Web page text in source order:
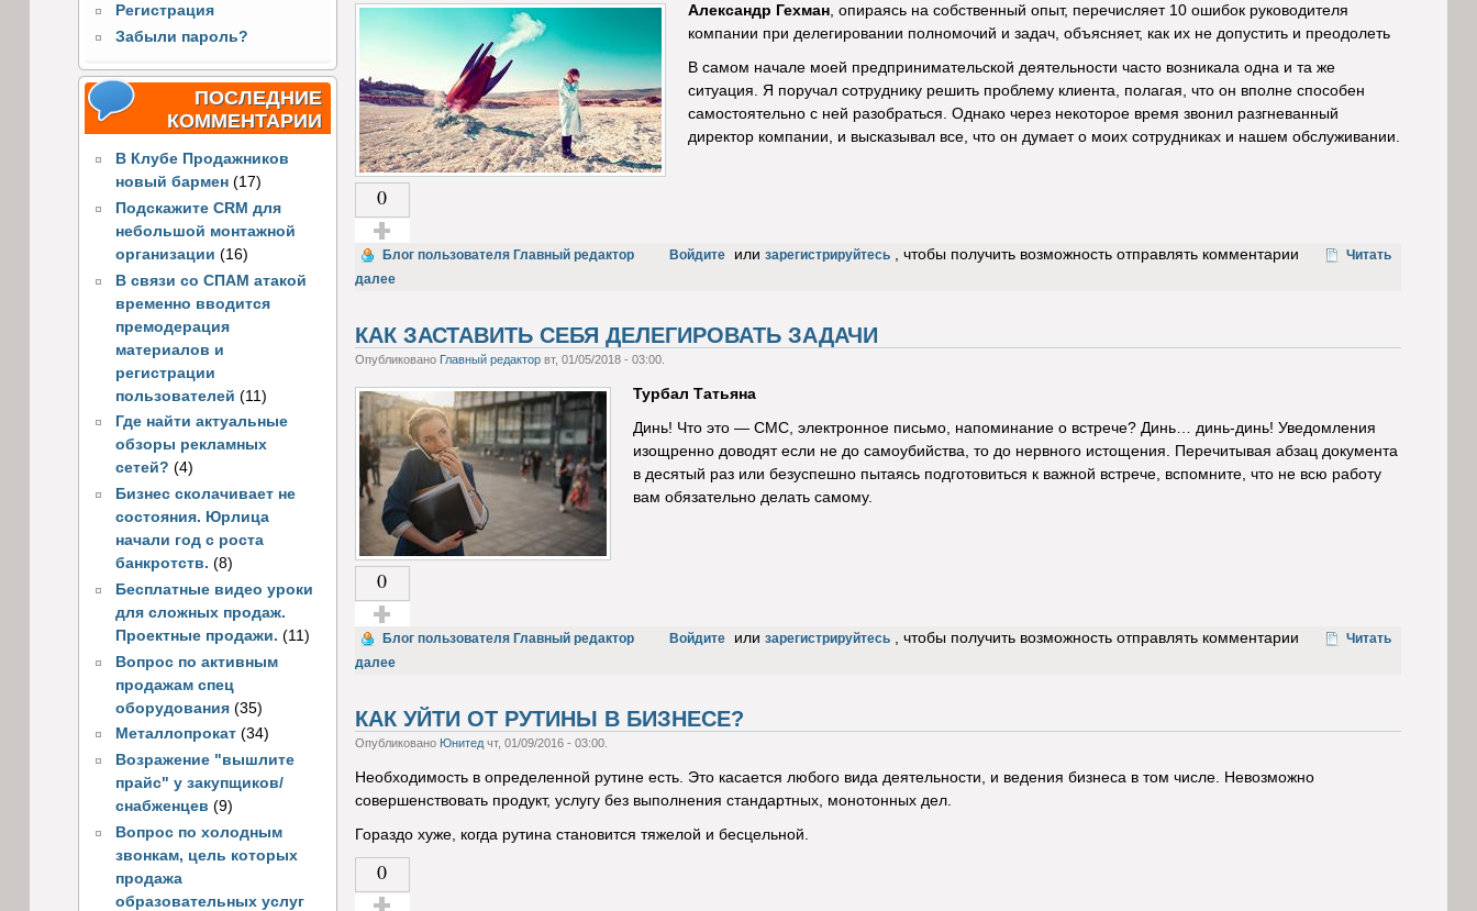
Регистрация
Забыли пароль?
ПОСЛЕДНИЕ
КОММЕНТАРИИ
В Клубе Продажников
новый бармен (17)
Подскажите CRM для
небольшой монтажной
организации (16)
В связи со СПАМ атакой
временно вводится
премодерация
материалов и
регистрации
пользователей (11)
Где найти актуальные
обзоры рекламных
сетей? (4)
Бизнес сколачивает не
состояния. Юрлица
начали год с роста
банкротств. (8)
Бесплатные видео уроки
для сложных продаж.
Проектные продажи. (11)
Вопрос по активным
продажам спец
оборудования (35)
Металлопрокат (34)
Возражение "вышлите
прайс" у закупщиков/
снабженцев (9)
Вопрос по холодным
звонкам, цель которых
продажа
образовательных услуг
Александр Гехман, опираясь на собственный опыт, перечисляет 10 ошибок руководителя
компании при делегировании полномочий и задач, объясняет, как их не допустить и преодолеть
В самом начале моей предпринимательской деятельности часто возникала одна и та же
ситуация. Я поручал сотруднику решить проблему клиента, полагая, что он вполне способен
самостоятельно с ней разобраться. Однако через некоторое время звонил разгневанный
директор компании, и высказывал все, что он думает о моих сотрудниках и нашем обслуживании.
0
Голос за!
Блог пользователя Главный редактор Войдите или зарегистрируйтесь , чтобы получить возможность отправлять комментарии
Читать
далее
КАК ЗАСТАВИТЬ СЕБЯ ДЕЛЕГИРОВАТЬ ЗАДАЧИ
Опубликовано Главный редакторвт, 01/05/2018 - 03:00.
Турбал Татьяна
Динь! Что это — СМС, электронное письмо, напоминание о встрече? Динь… динь-динь! Уведомления
изощренно доводят если не до самоубийства, то до нервного истощения. Перечитывая абзац документа
в десятый раз или безуспешно пытаясь подготовиться к важной встрече, вспомните, что не всю работу
вам обязательно делать самому.
0
Голос за!
Блог пользователя Главный редактор Войдите или зарегистрируйтесь , чтобы получить возможность отправлять комментарии
Читать
далее
КАК УЙТИ ОТ РУТИНЫ В БИЗНЕСЕ?
Опубликовано Юнитедчт, 01/09/2016 - 03:00.
Необходимость в определенной рутине есть. Это касается любого вида деятельности, и ведения бизнеса в том числе. Невозможно
совершенствовать продукт, услугу без выполнения стандартных, монотонных дел.
Гораздо хуже, когда рутина становится тяжелой и бесцельной.
0